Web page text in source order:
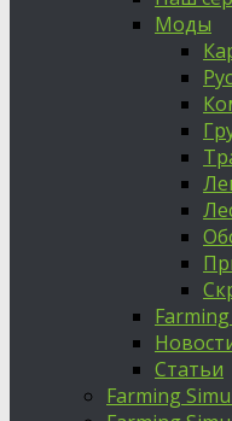
Моды
Статьи
Farming